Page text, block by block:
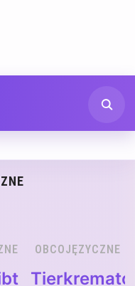
OBCOJĘZYCZNE